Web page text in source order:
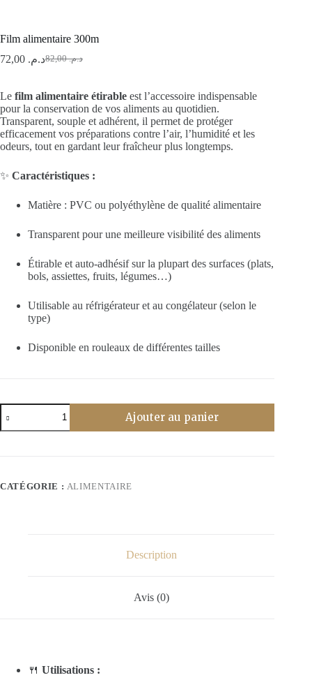
Film alimentaire 300m
د.م.82,00
Le
initial
était :
د.م. 82,00.
د.م.Le
actuel
est :
د.م. 72,00.
Le film alimentaire étirable est l’accessoire indispensable
pour la conservation de vos aliments au quotidien.
Transparent, souple et adhérent, il permet de protéger
efficacement vos préparations contre l’air, l’humidité et les
odeurs, tout en gardant leur fraîcheur plus longtemps.
✨ Caractéristiques :
Matière : PVC ou polyéthylène de qualité alimentaire
Transparent pour une meilleure visibilité des aliments
Étirable et auto-adhésif sur la plupart des surfaces (plats,
bols, assiettes, fruits, légumes…)
Utilisable au réfrigérateur et au congélateur (selon le
type)
Disponible en rouleaux de différentes tailles
quantité
de
Film
Ajouter au panier
CATÉGORIE : ALIMENTAIRE
Description
Avis (0)
🍴 Utilisations :